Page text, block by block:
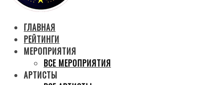
ГЛАВНАЯ
РЕЙТИНГИ
МЕРОПРИЯТИЯ
ВСЕ МЕРОПРИЯТИЯ
АРТИСТЫ